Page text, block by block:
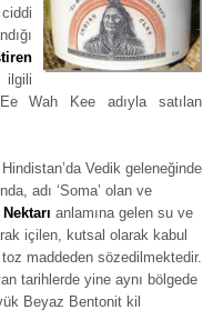
ilgili
Wah Kee adıyla satılan
Vedik geleneğinde
adı ‘Soma’ olan ve
anlamına gelen su ve
içilen, kutsal olarak kabul
maddeden sözedilmektedir.
tarihlerde yine aynı bölgede
Beyaz Bentonit kil